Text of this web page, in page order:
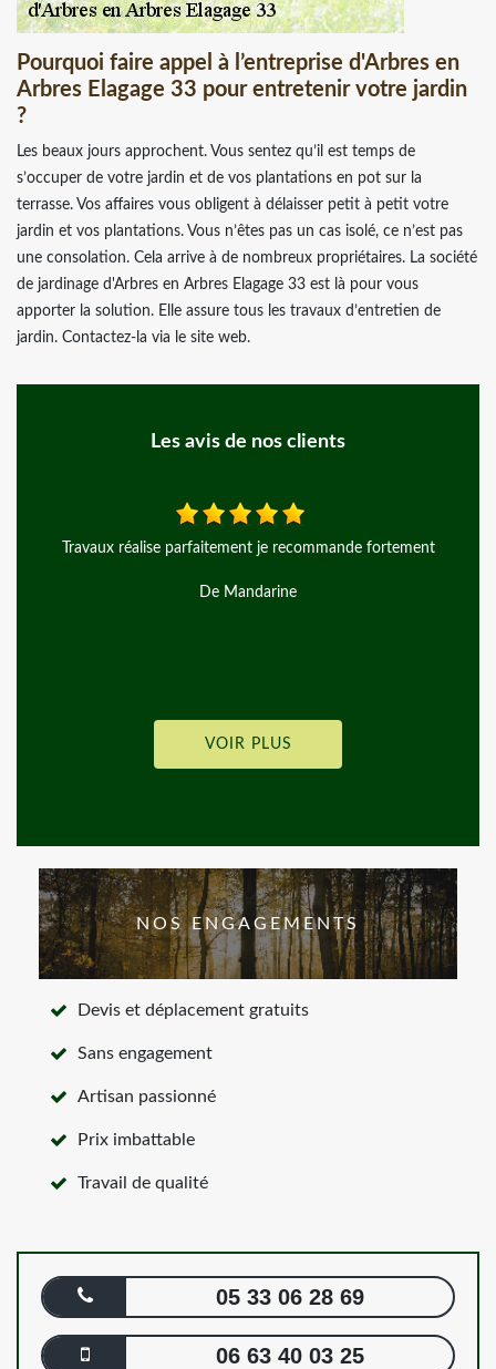
Pourquoi faire appel à l’entreprise d'Arbres en
Arbres Elagage 33 pour entretenir votre jardin
?
Les beaux jours approchent. Vous sentez qu’il est temps de
s’occuper de votre jardin et de vos plantations en pot sur la
terrasse. Vos affaires vous obligent à délaisser petit à petit votre
jardin et vos plantations. Vous n’êtes pas un cas isolé, ce n’est pas
une consolation. Cela arrive à de nombreux propriétaires. La société
de jardinage d'Arbres en Arbres Elagage 33 est là pour vous
apporter la solution. Elle assure tous les travaux d’entretien de
jardin. Contactez-la via le site web.
Les avis de nos clients
Je fais appel à l'entreprise d'arbre en arbre pour la pose d'une
VOIR PLUS
NOS ENGAGEMENTS
Devis et déplacement gratuits
Sans engagement
Artisan passionné
Prix imbattable
Travail de qualité
05 33 06 28 69
06 63 40 03 25